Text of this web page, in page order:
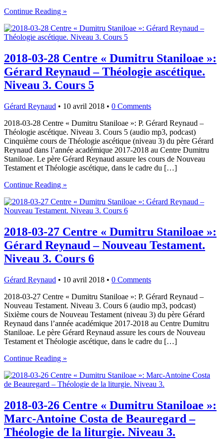
Continue Reading »
2018-03-28 Centre « Dumitru Staniloae »:
Gérard Reynaud – Théologie ascétique.
Niveau 3. Cours 5
Gérard Reynaud • 10 avril 2018 • 0 Comments
2018-03-28 Centre « Dumitru Staniloae »: P. Gérard Reynaud –
Théologie ascétique. Niveau 3. Cours 5 (audio mp3, podcast)
Cinquième cours de Théologie ascétique (niveau 3) du père Gérard
Reynaud dans l’année académique 2017-2018 au Centre Dumitru
Staniloae. Le père Gérard Reynaud assure les cours de Nouveau
Testament et Théologie ascétique, dans le cadre du […]
Continue Reading »
2018-03-27 Centre « Dumitru Staniloae »:
Gérard Reynaud – Nouveau Testament.
Niveau 3. Cours 6
Gérard Reynaud • 10 avril 2018 • 0 Comments
2018-03-27 Centre « Dumitru Staniloae »: P. Gérard Reynaud –
Nouveau Testament. Niveau 3. Cours 6 (audio mp3, podcast)
Sixième cours de Nouveau Testament (niveau 3) du père Gérard
Reynaud dans l’année académique 2017-2018 au Centre Dumitru
Staniloae. Le père Gérard Reynaud assure les cours de Nouveau
Testament et Théologie ascétique, dans le cadre du […]
Continue Reading »
2018-03-26 Centre « Dumitru Staniloae »:
Marc-Antoine Costa de Beauregard –
Théologie de la liturgie. Niveau 3.